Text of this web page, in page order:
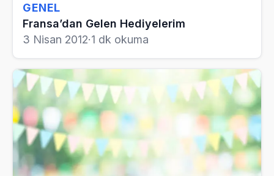
GENEL
Fransa’dan Gelen Hediyelerim
3 Nisan 2012·1 dk okuma